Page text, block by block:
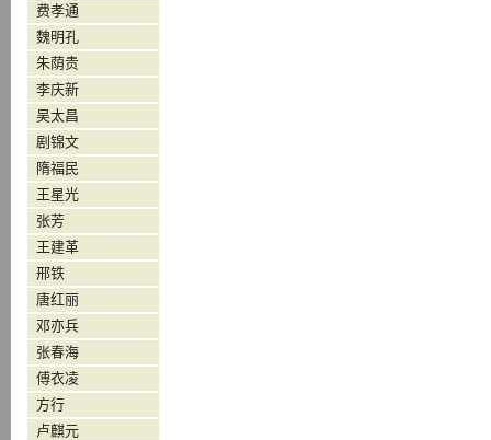
费孝通
魏明孔
朱荫贵
李庆新
吴太昌
剧锦文
隋福民
王星光
张芳
王建革
邢铁
唐红丽
邓亦兵
张春海
傅衣凌
方行
卢麒元